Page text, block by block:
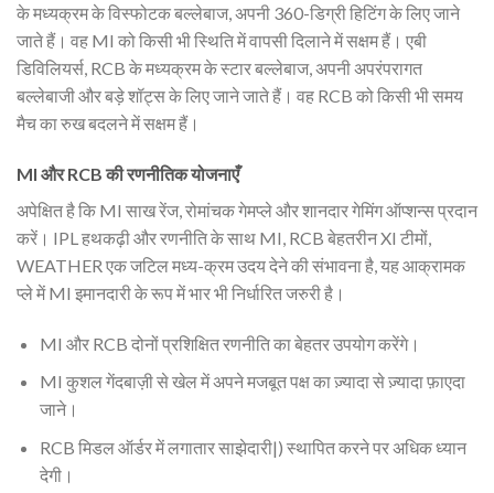
के मध्यक्रम के विस्फोटक बल्लेबाज, अपनी 360-डिग्री हिटिंग के लिए जाने
जाते हैं। वह MI को किसी भी स्थिति में वापसी दिलाने में सक्षम हैं। एबी
डिविलियर्स, RCB के मध्यक्रम के स्टार बल्लेबाज, अपनी अपरंपरागत
बल्लेबाजी और बड़े शॉट्स के लिए जाने जाते हैं। वह RCB को किसी भी समय
मैच का रुख बदलने में सक्षम हैं।
MI और RCB की रणनीतिक योजनाएँ
अपेक्षित है कि MI साख रेंज, रोमांचक गेमप्ले और शानदार गेमिंग ऑप्शन्स प्रदान
करें। IPL हथकढ़ी और रणनीति के साथ MI, RCB बेहतरीन XI टीमों,
WEATHER एक जटिल मध्य-क्रम उदय देने की संभावना है, यह आक्रामक
प्ले में MI इमानदारी के रूप में भार भी निर्धारित जरुरी है।
MI और RCB दोनों प्रशिक्षित रणनीति का बेहतर उपयोग करेंगे।
MI कुशल गेंदबाज़ी से खेल में अपने मजबूत पक्ष का ज़्यादा से ज़्यादा फ़ाएदा
जाने।
RCB मिडल ऑर्डर में लगातार साझेदारी|) स्थापित करने पर अधिक ध्यान
देगी।